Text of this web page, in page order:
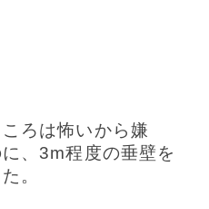
ろは怖いから嫌
、3m程度の垂壁を
。